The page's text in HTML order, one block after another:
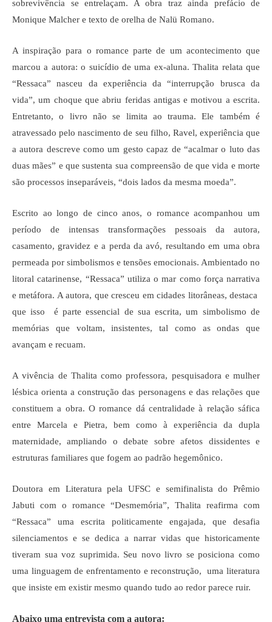
sobrevivência se entrelaçam. A obra traz ainda prefácio de
Monique Malcher e texto de orelha de Nalü Romano.
A inspiração para o romance parte de um acontecimento que
marcou a autora: o suicídio de uma ex-aluna. Thalita relata que
“Ressaca” nasceu da experiência da “interrupção brusca da
vida”, um choque que abriu feridas antigas e motivou a escrita.
Entretanto, o livro não se limita ao trauma. Ele também é
atravessado pelo nascimento de seu filho, Ravel, experiência que
a autora descreve como um gesto capaz de “acalmar o luto das
duas mães” e que sustenta sua compreensão de que vida e morte
são processos inseparáveis, “dois lados da mesma moeda”.
Escrito ao longo de cinco anos, o romance acompanhou um
período de intensas transformações pessoais da autora,
casamento, gravidez e a perda da avó, resultando em uma obra
permeada por simbolismos e tensões emocionais. Ambientado no
litoral catarinense, “Ressaca” utiliza o mar como força narrativa
e metáfora. A autora, que cresceu em cidades litorâneas, destaca
que isso é parte essencial de sua escrita, um simbolismo de
memórias que voltam, insistentes, tal como as ondas que
avançam e recuam.
A vivência de Thalita como professora, pesquisadora e mulher
lésbica orienta a construção das personagens e das relações que
constituem a obra. O romance dá centralidade à relação sáfica
entre Marcela e Pietra, bem como à experiência da dupla
maternidade, ampliando o debate sobre afetos dissidentes e
estruturas familiares que fogem ao padrão hegemônico.
Doutora em Literatura pela UFSC e semifinalista do Prêmio
Jabuti com o romance “Desmemória”, Thalita reafirma com
“Ressaca” uma escrita politicamente engajada, que desafia
silenciamentos e se dedica a narrar vidas que historicamente
tiveram sua voz suprimida. Seu novo livro se posiciona como
uma linguagem de enfrentamento e reconstrução, uma literatura
que insiste em existir mesmo quando tudo ao redor parece ruir.
Abaixo uma entrevista com a autora: